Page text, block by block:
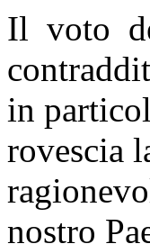
Il voto
in
rovescia
nostro